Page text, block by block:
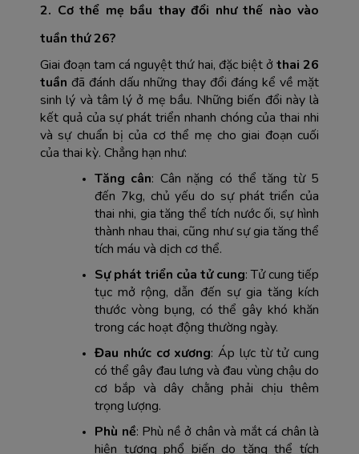
2. Cơ thể mẹ bầu thay đổi như thế nào vào
tuần thứ 26?
Giai đoạn tam cá nguyệt thứ hai, đặc biệt ở thai 26
tuần đã đánh dấu những thay đổi đáng kể về mặt
sinh lý và tâm lý ở mẹ bầu. Những biến đổi này là
kết quả của sự phát triển nhanh chóng của thai nhi
và sự chuẩn bị của cơ thể mẹ cho giai đoạn cuối
của thai kỳ. Chẳng hạn như:
Tăng cân: Cân nặng có thể tăng từ 5
đến 7kg, chủ yếu do sự phát triển của
thai nhi, gia tăng thể tích nước ối, sự hình
thành nhau thai, cũng như sự gia tăng thể
tích máu và dịch cơ thể.
Sự phát triển của tử cung: Tử cung tiếp
tục mở rộng, dẫn đến sự gia tăng kích
thước vòng bụng, có thể gây khó khăn
trong các hoạt động thường ngày.
Đau nhức cơ xương: Áp lực từ tử cung
có thể gây đau lưng và đau vùng chậu do
cơ bắp và dây chằng phải chịu thêm
trọng lượng.
Phù nề: Phù nề ở chân và mắt cá chân là
hiện tượng phổ biến do tăng thể tích